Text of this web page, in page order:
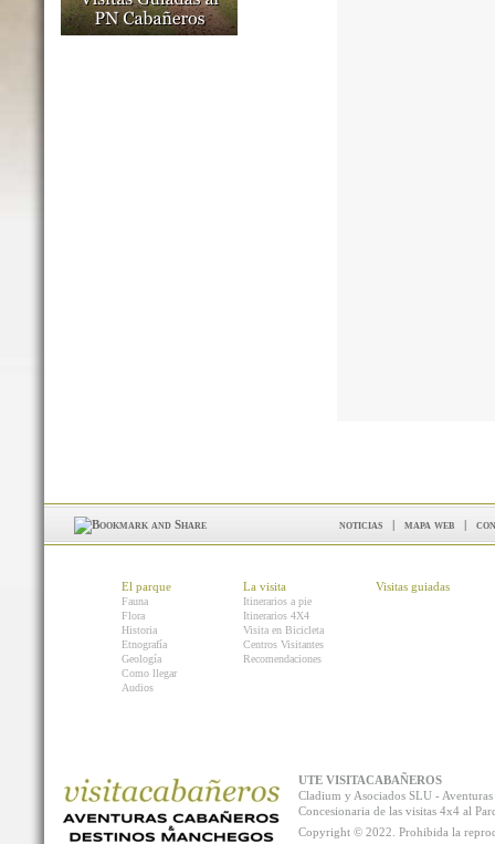
noticias | mapa web |
El parque
Fauna
Flora
Historia
Etnografía
Geología
Como llegar
Audios
La visita
Itinerarios a pie
Itinerarios 4X4
Visita en Bicicleta
Centros Visitantes
Recomendaciones
Visitas guiadas
UTE VISITACABAÑEROS
Cladium y Asociados SLU -
Concesionaria de las visitas 4x4 al
Copyright © 2022. Prohibida la